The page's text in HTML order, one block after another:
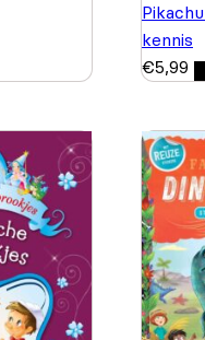
kennis
€5,99